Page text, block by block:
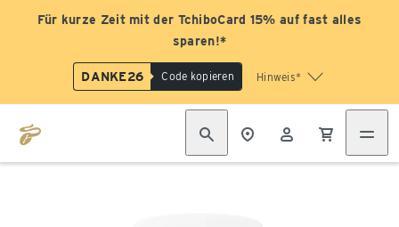
Für kurze Zeit mit der TchiboCard 15% auf fast alles
sparen!*
DANKE26 Code kopieren Hinweis*